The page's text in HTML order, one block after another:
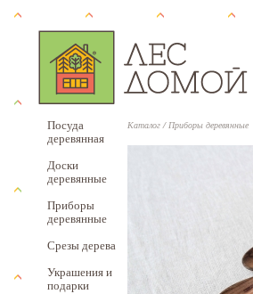
Посуда
деревянная
Доски
деревянные
Приборы
деревянные
Срезы дерева
Украшения и
подарки
Каталог / Приборы деревянные